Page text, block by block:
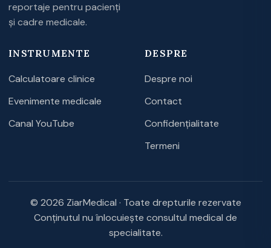
reportaje pentru pacienți
și cadre medicale.
INSTRUMENTE
Calculatoare clinice
Evenimente medicale
Canal YouTube
DESPRE
Despre noi
Contact
Confidențialitate
Termeni
© 2026 ZiarMedical · Toate drepturile rezervate
Conținutul nu înlocuiește consultul medical de
specialitate.